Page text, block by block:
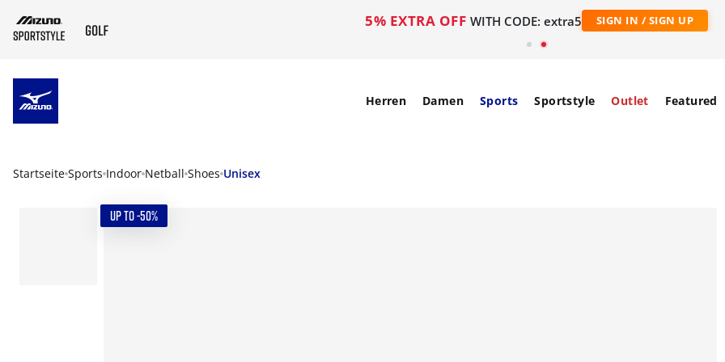
5% EXTRA OFF WITH CODE: extra5 SIGN IN / SIGN UP
Herren Damen Sports Sportstyle Outlet Featured
Startseite Sports Indoor Netball Shoes Unisex
UP TO -50%